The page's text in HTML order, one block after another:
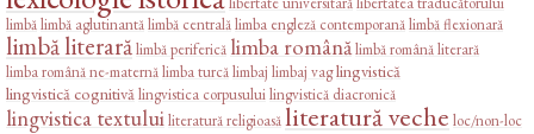
limbălimbă aglutinantălimbă centralălimba engleză contemporanălimbă flexionară
limbă literarălimbă periferică limba românălimbă română literară
limba română ne-maternălimba turcălimbaj limbaj vaglingvistică
lingvistică cognitivălingvistica corpusuluilingvistică diacronică
lingvistica textuluiliteratură religioasăliteratură veche loc/non-loc